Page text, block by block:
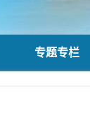
专题专栏